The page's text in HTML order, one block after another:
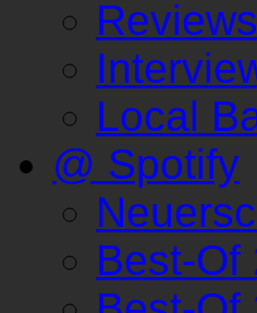
Reviews
Local
@ Spotify
Best-Of